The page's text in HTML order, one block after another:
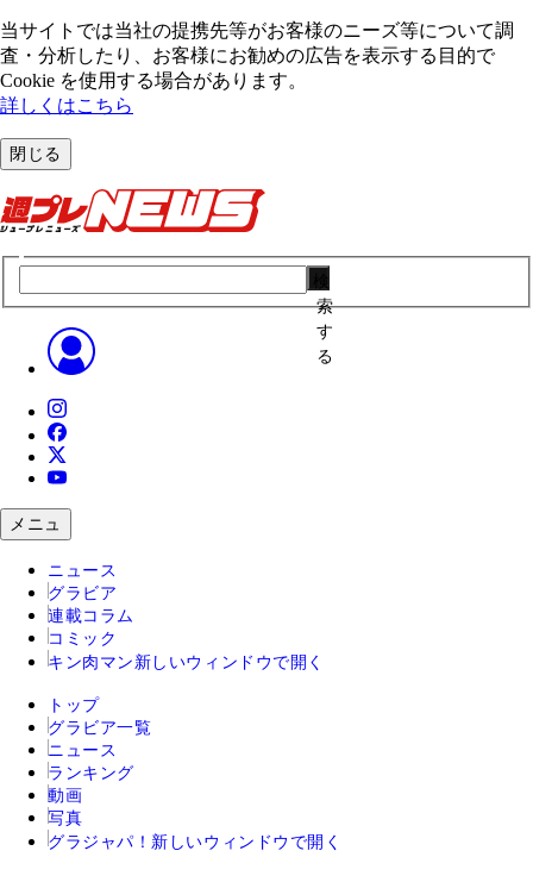
当サイトでは当社の提携先等がお客様のニーズ等について調
査・分析したり、お客様にお勧めの広告を表⽰する⽬的で
Cookie を使⽤する場合があります。
詳しくはこちら
閉じる
索
す
る
メニュ
ニュース
グラビア
連載コラム
コミック
キン肉マン 新しいウィンドウで開く
トップ
グラビア一覧
ニュース
ランキング
動画
写真
グラジャパ！ 新しいウィンドウで開く